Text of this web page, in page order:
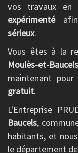
vos travaux
expérimentéafin
sérieux.
Vous êtes à la
Moulès-et-Baucels
maintenant
gratuit.
L'Entreprise
Baucels,
habitants, et
le département